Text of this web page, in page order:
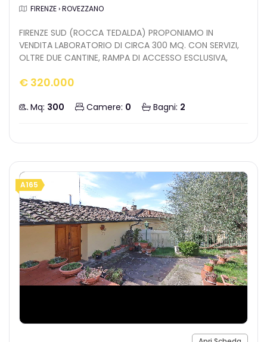
FIRENZE › ROVEZZANO
FIRENZE SUD (ROCCA TEDALDA) PROPONIAMO IN
VENDITA LABORATORIO DI CIRCA 300 MQ. CON SERVIZI,
OLTRE DUE CANTINE, RAMPA DI ACCESSO ESCLUSIVA,
€ 320.000
Mq: 300 Camere: 0 Bagni: 2
A165